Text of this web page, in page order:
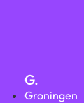
G.
Groningen